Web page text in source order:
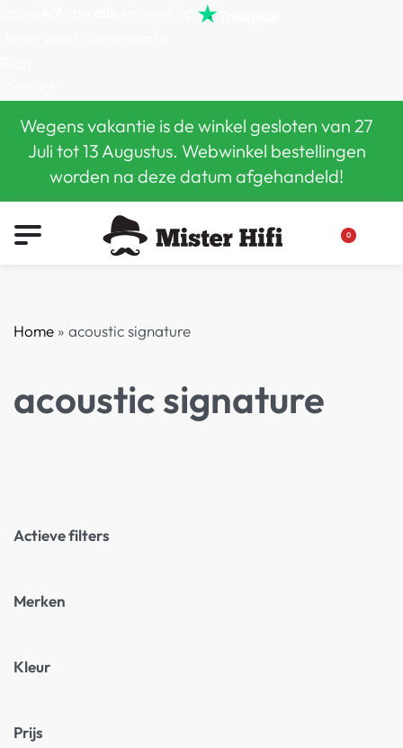
Wegens vakantie is de winkel gesloten van 27
Juli tot 13 Augustus. Webwinkel bestellingen
worden na deze datum afgehandeld!
0
Home » acoustic signature
acoustic signature
Actieve filters
Merken
Kleur
Prijs